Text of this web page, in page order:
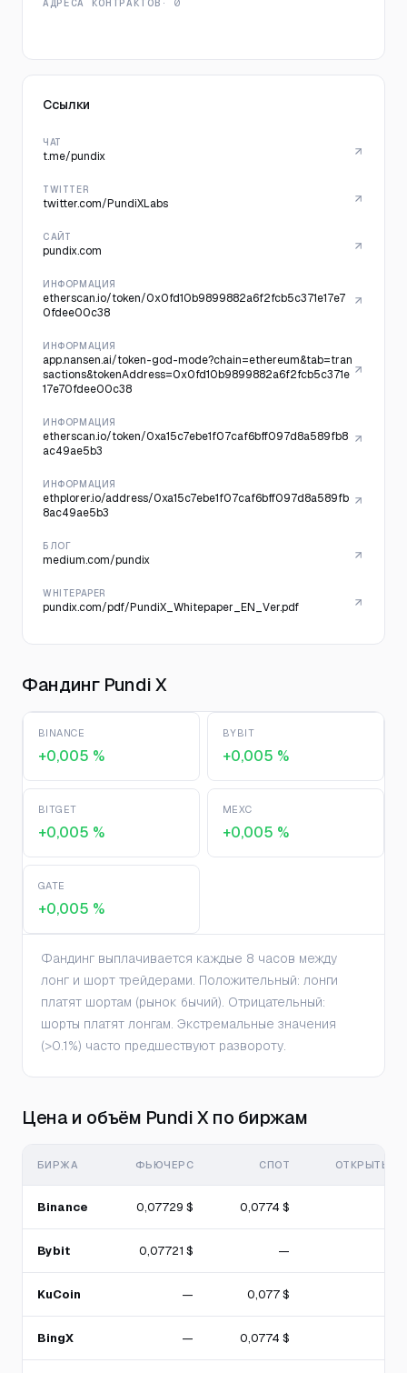
АДРЕСА КОНТРАКТОВ · 0
Ссылки
ЧАТ
t.me/pundix
TWITTER
twitter.com/PundiXLabs
САЙТ
pundix.com
ИНФОРМАЦИЯ
etherscan.io/token/0x0fd10b9899882a6f2fcb5c371e17e7
0fdee00c38
ИНФОРМАЦИЯ
app.nansen.ai/token-god-mode?chain=ethereum&tab=tran
sactions&tokenAddress=0x0fd10b9899882a6f2fcb5c371e
17e70fdee00c38
ИНФОРМАЦИЯ
etherscan.io/token/0xa15c7ebe1f07caf6bff097d8a589fb8
ac49ae5b3
ИНФОРМАЦИЯ
ethplorer.io/address/0xa15c7ebe1f07caf6bff097d8a589fb
8ac49ae5b3
БЛОГ
medium.com/pundix
WHITEPAPER
pundix.com/pdf/PundiX_Whitepaper_EN_Ver.pdf
Фандинг Pundi X
BINANCE
+0,005 %
BYBIT
+0,005 %
BITGET
+0,005 %
MEXC
+0,005 %
GATE
+0,005 %
Фандинг выплачивается каждые 8 часов между
лонг и шорт трейдерами. Положительный: лонги
платят шортам (рынок бычий). Отрицательный:
шорты платят лонгам. Экстремальные значения
(>0.1%) часто предшествуют развороту.
Цена и объём Pundi X по биржам
БИРЖА ФЬЮЧЕРС СПОТ ОТКРЫТЫЙ
Binance 0,07729 $ 0,0774 $
Bybit 0,07721 $ —
KuCoin — 0,077 $
BingX — 0,0774 $